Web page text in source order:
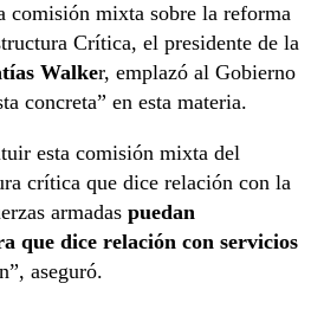
comisión mixta sobre la reforma
Crítica, el presidente de la
Walker, emplazó al Gobierno
concreta” en esta materia.
esta comisión mixta del
crítica que dice relación con la
armadas puedan
que dice relación con servicios
aseguró.